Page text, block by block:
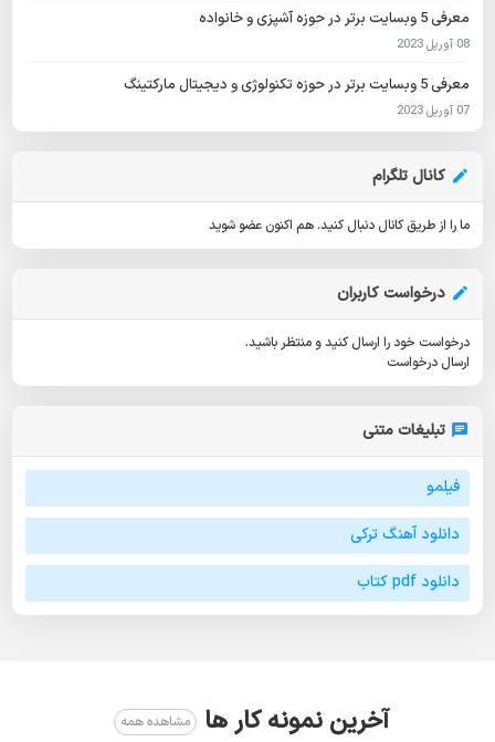
معرفی 5 وبسایت برتر در حوزه آشپزی و خانواده
08 آوریل 2023
معرفی 5 وبسایت برتر در حوزه تکنولوژی و دیجیتال مارکتینگ
07 آوریل 2023
کانال تلگرام
ما را از طریق کانال دنبال کنید. هم اکنون عضو شوید
درخواست کاربران
درخواست خود را ارسال کنید و منتظر باشید.
ارسال درخواست
تبلیغات متنی
فیلمو
دانلود آهنگ ترکی
دانلود pdf کتاب
آخرین نمونه کار ها مشاهده همه